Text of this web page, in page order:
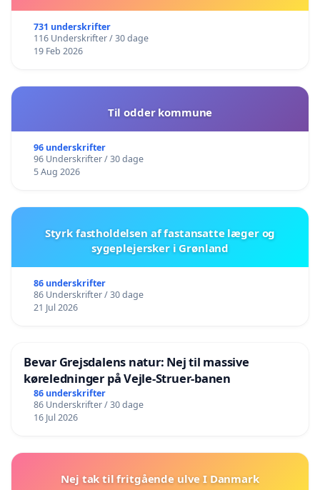
731 underskrifter
116 Underskrifter / 30 dage
19 Feb 2026
Til odder kommune
96 underskrifter
96 Underskrifter / 30 dage
5 Aug 2026
Styrk fastholdelsen af fastansatte læger og
sygeplejersker i Grønland
86 underskrifter
86 Underskrifter / 30 dage
21 Jul 2026
Bevar Grejsdalens natur: Nej til massive
køreledninger på Vejle-Struer-banen
86 underskrifter
86 Underskrifter / 30 dage
16 Jul 2026
Nej tak til fritgående ulve I Danmark